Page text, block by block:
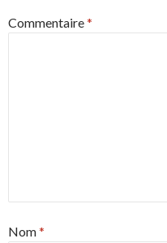
Commentaire*
Nom*